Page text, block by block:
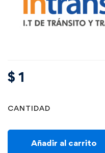
$ 1
CANTIDAD
Añadir al carrito